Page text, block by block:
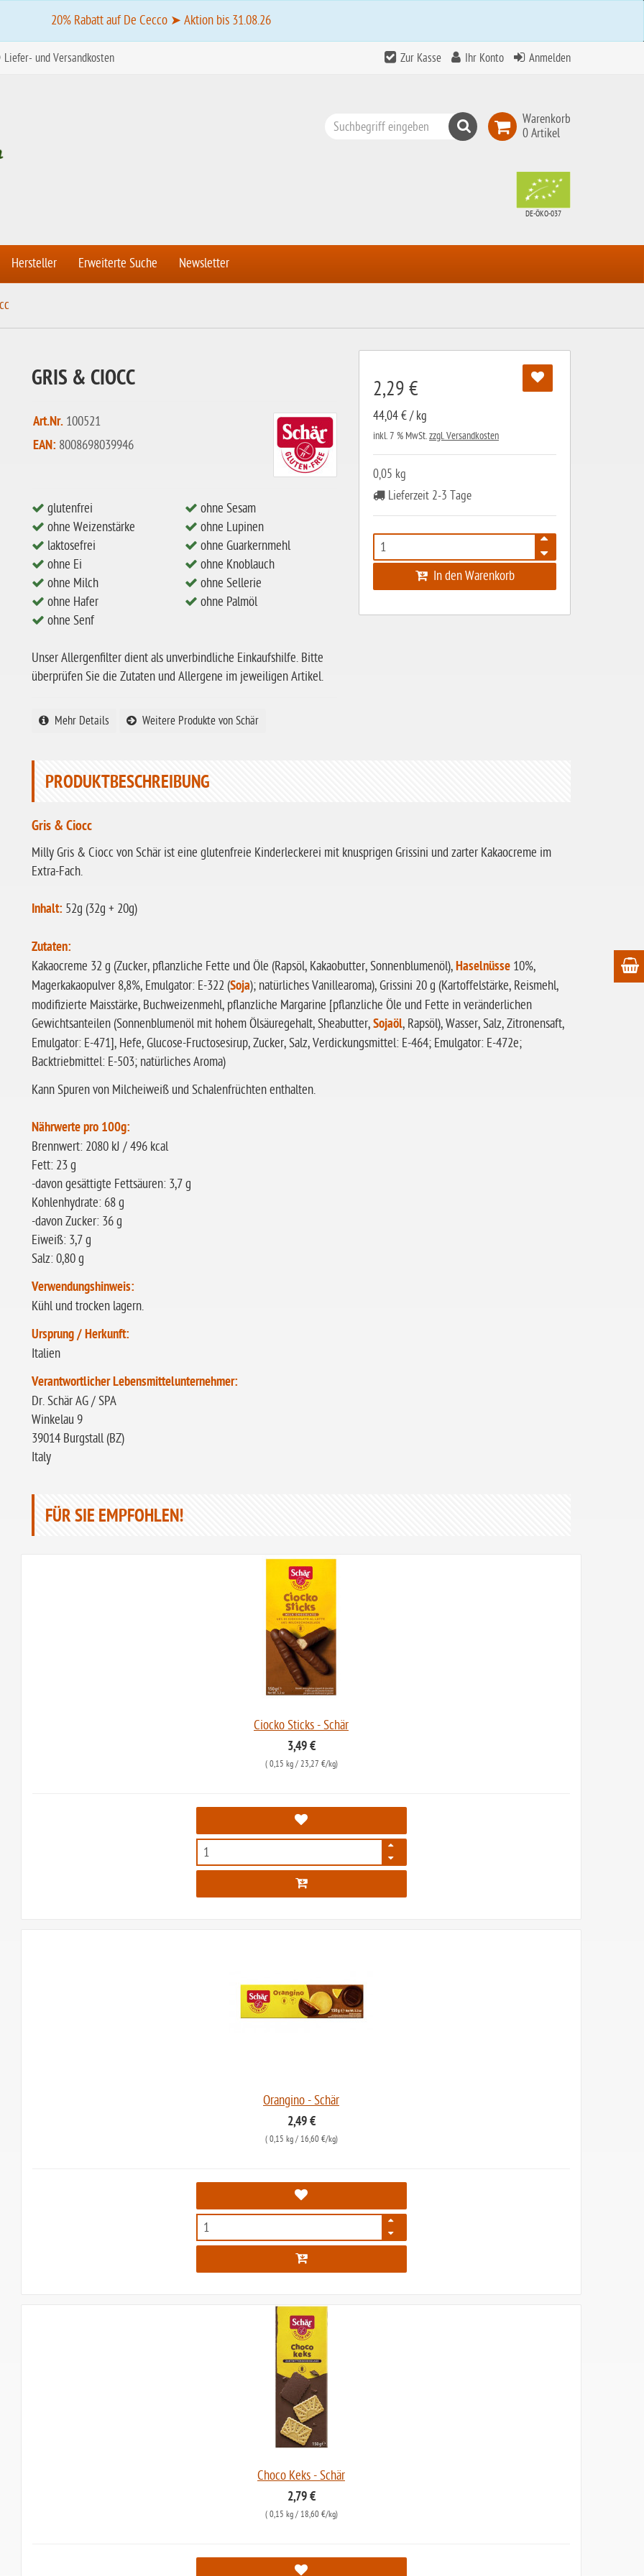
20% Rabatt auf De Cecco ➤ Aktion bis 31.08.26
Liefer- und Versandkosten Zur Kasse Ihr Konto Anmelden
Warenkorb
0 Artikel
Suchen
DE-ÖKO-037
Hersteller Erweiterte Suche Newsletter
2,29 €
44,04 € / kg
inkl. 7 % MwSt.zzgl. Versandkosten
0,05 kg
Lieferzeit 2-3 Tage
In den Warenkorb
GRIS & CIOCC
Art.Nr. 100521
EAN: 8008698039946
glutenfrei
ohne Weizenstärke
laktosefrei
ohne Ei
ohne Milch
ohne Hafer
ohne Senf
ohne Sesam
ohne Lupinen
ohne Guarkernmehl
ohne Knoblauch
ohne Sellerie
ohne Palmöl
Unser Allergenfilter dient als unverbindliche Einkaufshilfe. Bitte
überprüfen Sie die Zutaten und Allergene im jeweiligen Artikel.
Mehr Details Weitere Produkte von Schär
PRODUKTBESCHREIBUNG
Gris & Ciocc
Milly Gris & Ciocc von Schär ist eine glutenfreie Kinderleckerei mit knusprigen Grissini und zarter Kakaocreme im
Extra-Fach.
Inhalt: 52g (32g + 20g)
Zutaten:
Kakaocreme 32 g (Zucker, pflanzliche Fette und Öle (Rapsöl, Kakaobutter, Sonnenblumenöl),Haselnüsse 10%,
Magerkakaopulver 8,8%, Emulgator: E-322 (Soja); natürliches Vanillearoma), Grissini 20 g (Kartoffelstärke, Reismehl,
modifizierte Maisstärke, Buchweizenmehl, pflanzliche Margarine [pflanzliche Öle und Fette in veränderlichen
Gewichtsanteilen (Sonnenblumenöl mit hohem Ölsäuregehalt, Sheabutter,Sojaöl, Rapsöl), Wasser, Salz, Zitronensaft,
Emulgator: E-471], Hefe, Glucose-Fructosesirup, Zucker, Salz, Verdickungsmittel: E-464; Emulgator: E-472e;
Backtriebmittel: E-503; natürliches Aroma)
Kann Spuren von Milcheiweiß und Schalenfrüchten enthalten.
Nährwerte pro 100g:
Brennwert: 2080 kJ / 496 kcal
Fett: 23 g
-davon gesättigte Fettsäuren: 3,7 g
Kohlenhydrate: 68 g
-davon Zucker: 36 g
Eiweiß: 3,7 g
Salz: 0,80 g
Verwendungshinweis:
Kühl und trocken lagern.
Ursprung / Herkunft:
Italien
Verantwortlicher Lebensmittelunternehmer:
Dr. Schär AG / SPA
Winkelau 9
39014 Burgstall (BZ)
Italy
FÜR SIE EMPFOHLEN!
Ciocko Sticks - Schär
3,49 €
( 0,15 kg/ 23,27 €/kg)
75
Orangino - Schär
2,49 €
( 0,15 kg/ 16,60 €/kg)
81
Choco Keks - Schär
2,79 €
( 0,15 kg/ 18,60 €/kg)